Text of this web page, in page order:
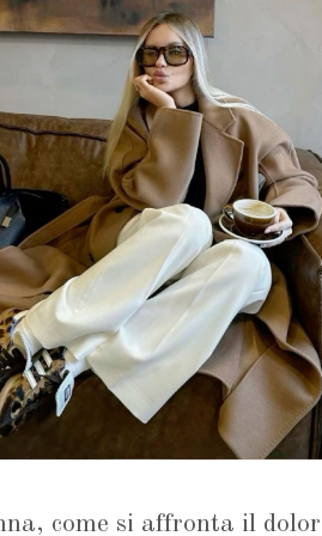
come si affronta il